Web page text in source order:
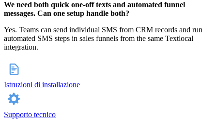
We need both quick one-off texts and automated funnel
messages. Can one setup handle both?
Yes. Teams can send individual SMS from CRM records and run
automated SMS steps in sales funnels from the same Textlocal
integration.
Istruzioni di installazione
Supporto tecnico